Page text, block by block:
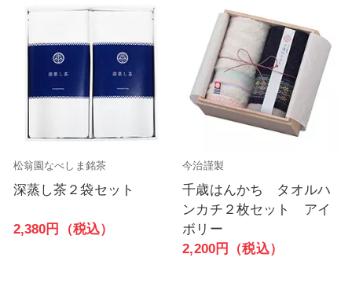
松翁園なべしま銘茶
深蒸し茶２袋セット
2,380円（税込）
今治謹製
千歳はんかち タオルハ
ンカチ２枚セット アイ
ボリー
2,200円（税込）